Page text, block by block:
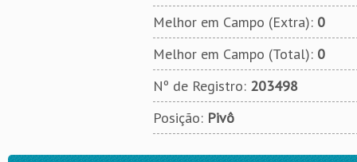
Melhor em Campo (Extra): 0
Melhor em Campo (Total): 0
Nº de Registro: 203498
Posição: Pivô